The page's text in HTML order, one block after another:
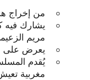
من إخراج
يشارك فيه
مريم
يعرض على
يُقدم
مغربية